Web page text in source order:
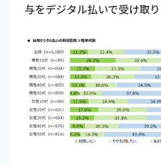
与をデジタル払いで受け取り